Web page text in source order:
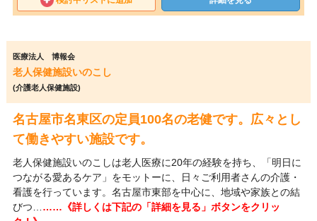
医療法人 博報会
老人保健施設いのこし
(介護老人保健施設)
名古屋市名東区の定員100名の老健です。広々とし
て働きやすい施設です。
老人保健施設いのこしは老人医療に20年の経験を持ち、「明日に
つながる愛あるケア」をモットーに、日々ご利用者さんの介護・
看護を行っています。名古屋市東部を中心に、地域や家族との結
びつ… ……《詳しくは下記の「詳細を見る」ボタンをクリッ